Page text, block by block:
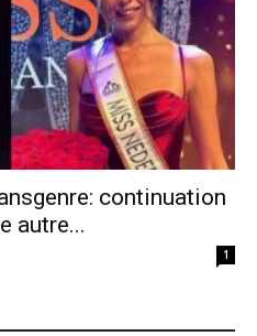
continuation
autre...
1